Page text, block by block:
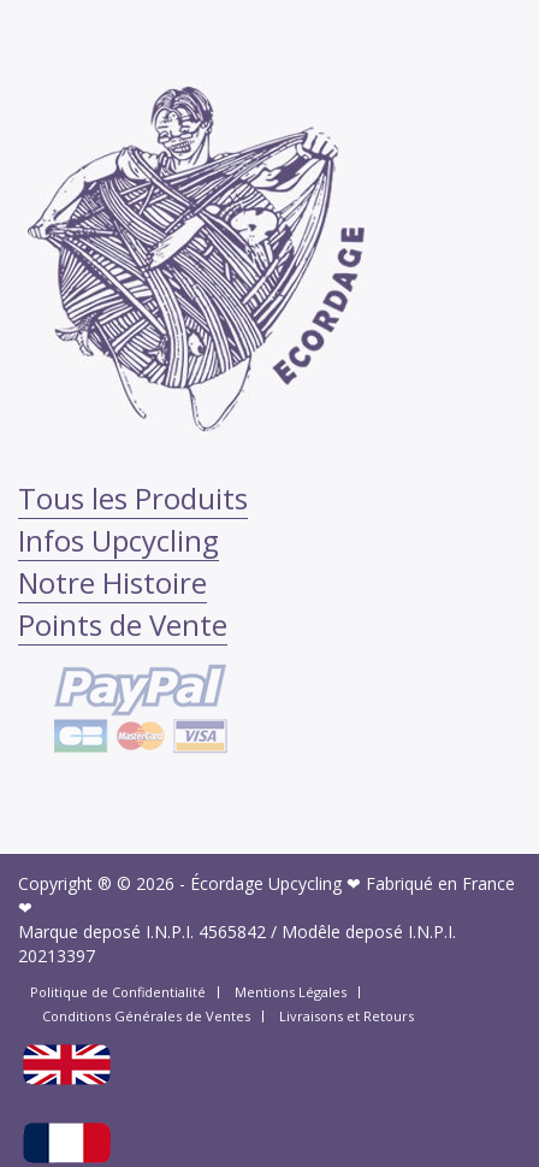
Tous les Produits
Infos Upcycling
Notre Histoire
Points de Vente
Copyright ® © 2026 - Écordage Upcycling ❤ Fabriqué en France
❤
Marque deposé I.N.P.I. 4565842 / Modêle deposé I.N.P.I.
20213397
Politique de Confidentialité
Mentions Légales
Conditions Générales de Ventes
Livraisons et Retours